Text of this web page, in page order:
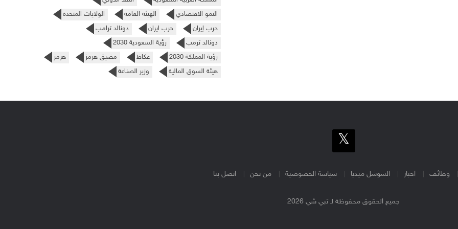
النمو الاقتصادي
الهيئة العامة
الولايات المتحدة
حرب إيران
حرب ايران
دونالد ترامب
دونالد ترمب
رؤية السعودية 2030
رؤية المملكة 2030
عكاظ مضيق هرمز
هرمز
هيئة السوق المالية
وزير الصناعة
وظائف اخبار السوشل ميديا سياسة الخصوصية من نحن اتصل بنا
جميع الحقوق محفوظة لـ تبي شي 2026